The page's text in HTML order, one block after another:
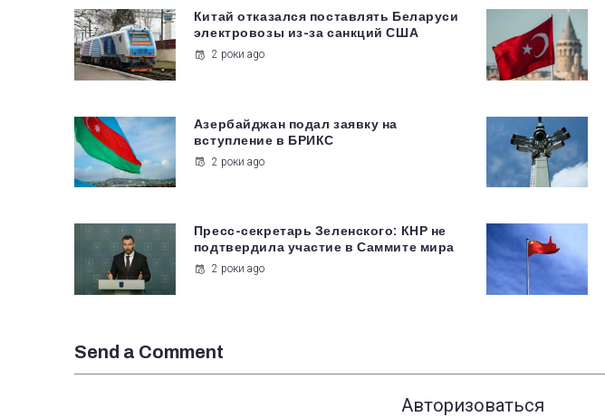
Китай отказался поставлять Беларуси
электровозы из-за санкций США
2 роки ago
Азербайджан подал заявку на
вступление в БРИКС
2 роки ago
Пресс-секретарь Зеленского: КНР не
подтвердила участие в Саммите мира
2 роки ago
Send a Comment
Авторизоваться